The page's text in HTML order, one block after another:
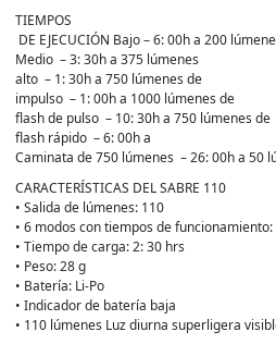
TIEMPOS
DE EJECUCIÓN Bajo – 6: 00h a 200
Medio – 3: 30h a 375 lúmenes
alto – 1: 30h a 750 lúmenes de
impulso – 1: 00h a 1000 lúmenes de
flash de pulso – 10: 30h a 750 lúmenes de
flash rápido – 6: 00h a
Caminata de 750 lúmenes – 26: 00h a 50
CARACTERÍSTICAS DEL SABRE 110
• Salida de lúmenes: 110
• 6 modos con tiempos de funcionamiento:
• Tiempo de carga: 2: 30 hrs
• Peso: 28 g
• Batería: Li-Po
• Indicador de batería baja
• 110 lúmenes Luz diurna superligera